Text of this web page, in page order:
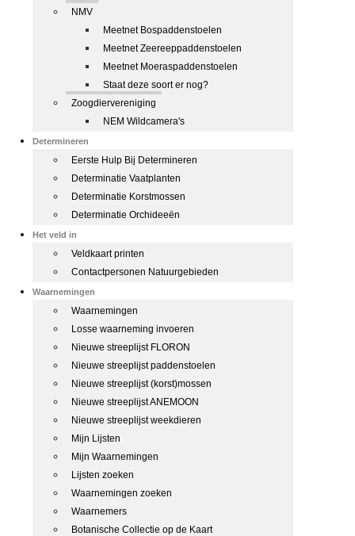
NMV
Meetnet Bospaddenstoelen
Meetnet Zeereeppaddenstoelen
Meetnet Moeraspaddenstoelen
Staat deze soort er nog?
Zoogdiervereniging
NEM Wildcamera's
Determineren
Eerste Hulp Bij Determineren
Determinatie Vaatplanten
Determinatie Korstmossen
Determinatie Orchideeën
Het veld in
Veldkaart printen
Contactpersonen Natuurgebieden
Waarnemingen
Waarnemingen
Losse waarneming invoeren
Nieuwe streeplijst FLORON
Nieuwe streeplijst paddenstoelen
Nieuwe streeplijst (korst)mossen
Nieuwe streeplijst ANEMOON
Nieuwe streeplijst weekdieren
Mijn Lijsten
Mijn Waarnemingen
Lijsten zoeken
Waarnemingen zoeken
Waarnemers
Botanische Collectie op de Kaart